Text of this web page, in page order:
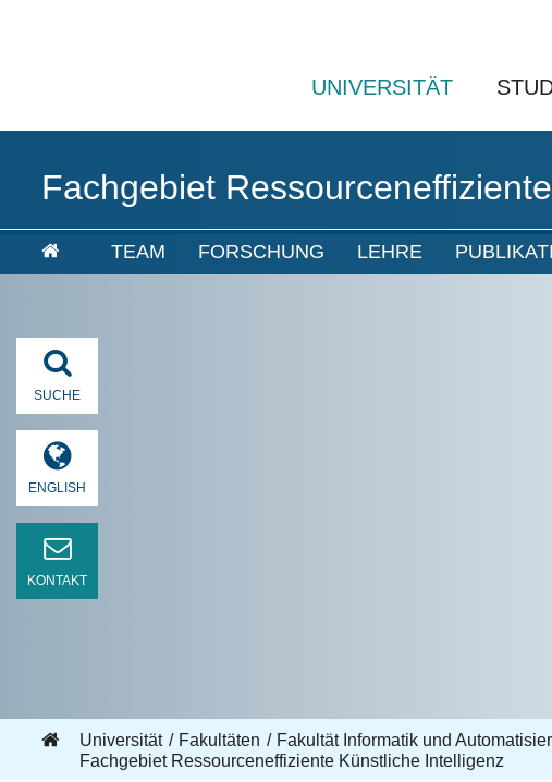
UNIVERSITÄT
Fachgebiet
TEAM FORSCHUNG LEHRE
SUCHE
ENGLISH
KONTAKT
Universität Fakultäten Fakultät Informatik und
Fachgebiet Ressourceneffiziente Künstliche Intelligenz